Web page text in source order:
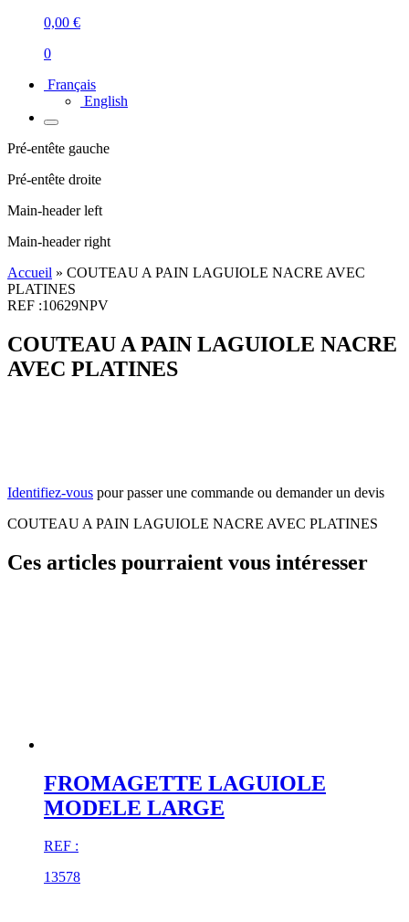
0,00 €
0
Français
English
Pré-entête gauche
Pré-entête droite
Main-header left
Main-header right
Accueil » COUTEAU A PAIN LAGUIOLE NACRE AVEC
PLATINES
REF :10629NPV
COUTEAU A PAIN LAGUIOLE NACRE
AVEC PLATINES
Identifiez-vous pour passer une commande ou demander un devis
COUTEAU A PAIN LAGUIOLE NACRE AVEC PLATINES
Ces articles pourraient vous intéresser
FROMAGETTE LAGUIOLE
MODELE LARGE
REF :
13578